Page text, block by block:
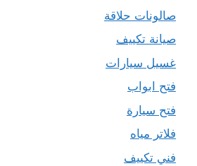
صالونات حلاقة
صيانة تكييف
غسيل سيارات
فتح ابواب
فتح سيارة
فلاتر مياه
فني تكييف